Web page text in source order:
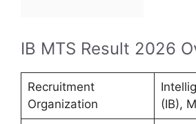
IB MTS Result 2026
Recruitment
Organization
(IB),